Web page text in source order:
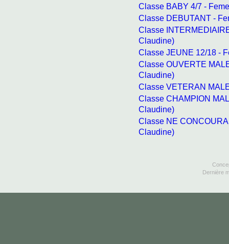
Classe BABY 4/7 -
Classe DEBUTANT -
Classe
Claudine)
Classe JEUNE 12/18 -
Classe OUVERTE
Claudine)
Classe VETERAN
Classe CHAMPION
Claudine)
Classe NE
Claudine)
Dernière